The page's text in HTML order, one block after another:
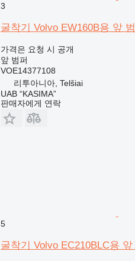
3
굴착기 Volvo EW160B용 앞
가격은 요청 시 공개
앞 범퍼
VOE14377108
리투아니아, Telšiai
UAB “KASIMA”
판매자에게 연락
5
굴착기 Volvo EC210BLC용